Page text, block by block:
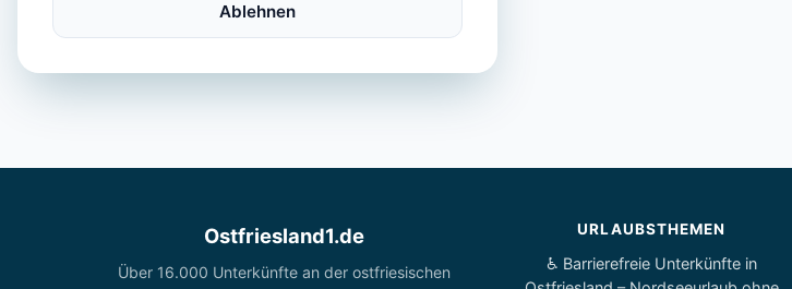
Ostfriesland1.de
Über 16.000 Unterkünfte an der ostfriesischen
URLAUBSTHEMEN
♿ Barrierefreie Unterkünfte in
Ablehnen